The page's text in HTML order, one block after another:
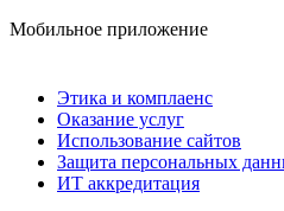
Мобильное приложение
Этика и комплаенс
Оказание услуг
Использование сайтов
Защита персональных
ИТ аккредитация